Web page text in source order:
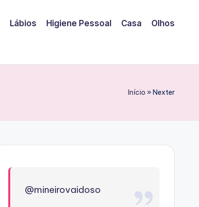
Lábios Higiene Pessoal Casa Olhos
Início »Nexter
@mineirovaidoso